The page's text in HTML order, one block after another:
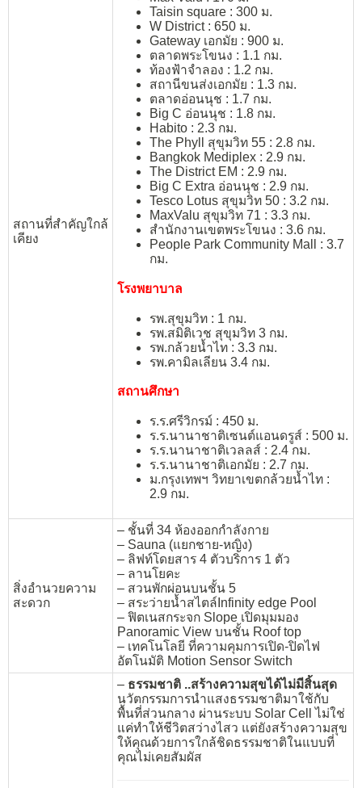
สถานที่สำคัญใกล้
เคียง
Taisin square : 300 ม.
W District : 650 ม.
Gateway เอกมัย : 900 ม.
ตลาดพระโขนง : 1.1 กม.
ท้องฟ้าจำลอง : 1.2 กม.
สถานีขนส่งเอกมัย : 1.3 กม.
ตลาดอ่อนนุช : 1.7 กม.
Big C อ่อนนุช : 1.8 กม.
Habito : 2.3 กม.
The Phyll สุขุมวิท 55 : 2.8 กม.
Bangkok Mediplex : 2.9 กม.
The District EM : 2.9 กม.
Big C Extra อ่อนนุช : 2.9 กม.
Tesco Lotus สุขุมวิท 50 : 3.2 กม.
MaxValu สุขุมวิท 71 : 3.3 กม.
สำนักงานเขตพระโขนง : 3.6 กม.
People Park Community Mall : 3.7
กม.
โรงพยาบาล
รพ.สุขุมวิท : 1 กม.
รพ.สมิติเวช สุขุมวิท 3 กม.
รพ.กล้วยน้ำไท : 3.3 กม.
รพ.คามิลเลียน 3.4 กม.
สถานศึกษา
ร.ร.ศรีวิกรม์ : 450 ม.
ร.ร.นานาชาติเซนต์แอนดรูส์ : 500 ม.
ร.ร.นานาชาติเวลลส์ : 2.4 กม.
ร.ร.นานาชาติเอกมัย : 2.7 กม.
ม.กรุงเทพฯ วิทยาเขตกล้วยน้ำไท :
2.9 กม.
สิ่งอำนวยความ
สะดวก
– ชั้นที่ 34 ห้องออกกำลังกาย
– Sauna (แยกชาย-หญิง)
– ลิฟท์โดยสาร 4 ตัวบริการ 1 ตัว
– ลานโยคะ
– สวนพักผ่อนบนชั้น 5
– สระว่ายน้ำสไตล์Infinity edge Pool
– ฟิตเนสกระจก Slope เปิดมุมมอง
Panoramic View บนชั้น Roof top
– เทคโนโลยี ที่ความคุมการเปิด-ปิดไฟ
อัตโนมัติ Motion Sensor Switch
– ธรรมชาติ ..สร้างความสุขได้ไม่มีสิ้นสุด
นวัตกรรมการนำแสงธรรมชาติมาใช้กับ
พื้นที่ส่วนกลาง ผ่านระบบ Solar Cell ไม่ใช่
แค่ทำให้ชีวิตสว่างไสว แต่ยังสร้างความสุข
ให้คุณด้วยการใกล้ชิดธรรมชาติในแบบที่
คุณไม่เคยสัมผัส